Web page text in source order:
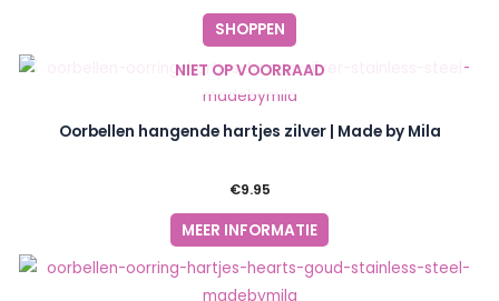
SHOPPEN
NIET OP VOORRAAD
Oorbellen hangende hartjes zilver | Made by Mila
€9.95
MEER INFORMATIE